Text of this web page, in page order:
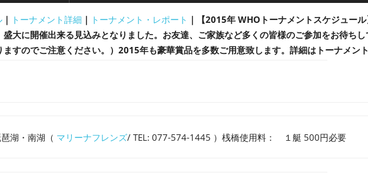
｜ トーナメント詳細 ｜ トーナメント・レポート ｜
【2015年 WHOトーナメントスケジュー
大に開催出来る見込みとなりました。お友達、ご家族など多くの皆様のご参加をお待ちし
すのでご注意ください。）2015年も豪華賞品を多数ご用意致します。詳細はトーナメン
湖・南湖（ マリーナフレンズ/ TEL: 077-574-1445 ）桟橋使用料： １艇 500円必要